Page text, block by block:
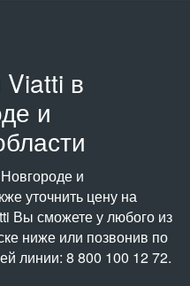
в
и
и
уточнить цену на
Вы сможете у любого из
ниже или позвонив по
линии: 8 800 100 12 72.